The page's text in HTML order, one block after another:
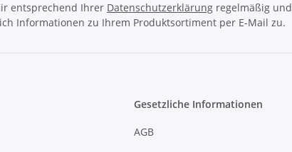
entsprechend Ihrer Datenschutzerklärung regelmäßig und
Informationen zu Ihrem Produktsortiment per E-Mail zu.
Gesetzliche Informationen
AGB